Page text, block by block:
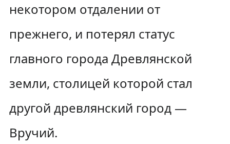
некотором отдалении от
прежнего, и потерял статус
главного города Древлянской
земли, столицей которой стал
другой древлянский город —
Вручий.